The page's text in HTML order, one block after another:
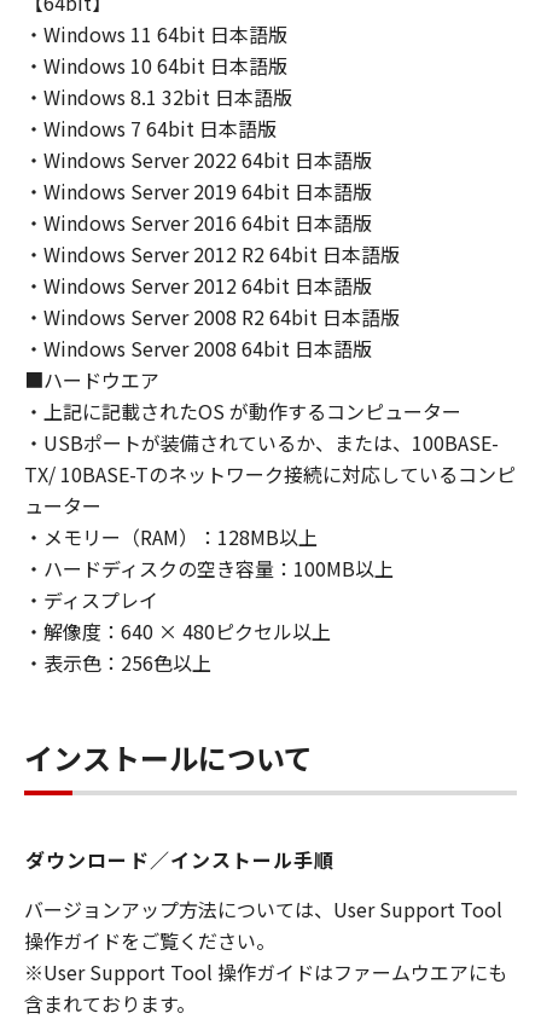
・Windows 11 64bit 日本語版
・Windows 10 64bit 日本語版
・Windows 8.1 32bit 日本語版
・Windows 7 64bit 日本語版
・Windows Server 2022 64bit 日本語版
・Windows Server 2019 64bit 日本語版
・Windows Server 2016 64bit 日本語版
・Windows Server 2012 R2 64bit 日本語版
・Windows Server 2012 64bit 日本語版
・Windows Server 2008 R2 64bit 日本語版
・Windows Server 2008 64bit 日本語版
■ハードウエア
・上記に記載されたOS が動作するコンピューター
・USBポートが装備されているか、または、100BASE-
TX/ 10BASE-Tのネットワーク接続に対応しているコンピ
ューター
・メモリー（RAM）：128MB以上
・ハードディスクの空き容量：100MB以上
・ディスプレイ
・解像度：640 × 480ピクセル以上
・表示色：256色以上
インストールについて
ダウンロード／インストール手順
バージョンアップ方法については、User Support Tool
操作ガイドをご覧ください。
※User Support Tool 操作ガイドはファームウエアにも
含まれております。